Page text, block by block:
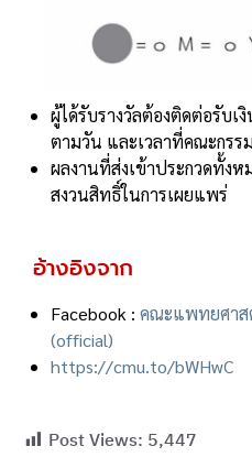
ผู้ได้รับรางวัลต้องติดต่อรับเ
ตามวัน และเวลาที่คณะกรร
ผลงานที่ส่งเข้าประกวดทั้ง
สงวนสิทธิ์ในการเผยแพร่
อ้างอิงจาก
Facebook : คณะแพทยศาส
(official)
https://cmu.to/bWHwC
Post Views: 5,447